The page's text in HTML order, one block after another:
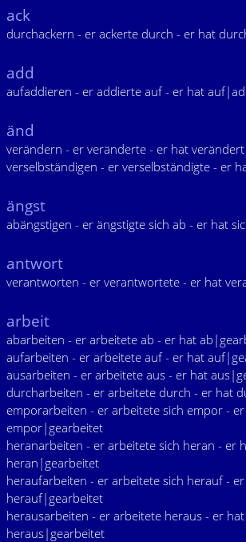
ack
durchackern - er ackerte durch - er hat
add
aufaddieren - er addierte auf - er hat
änd
verändern - er veränderte - er hat verändert
verselbständigen - er verselbständigte - er
ängst
abängstigen - er ängstigte sich ab - er hat
antwort
verantworten - er verantwortete - er hat
arbeit
abarbeiten - er arbeitete ab - er hat
aufarbeiten - er arbeitete auf - er hat
ausarbeiten - er arbeitete aus - er hat
durcharbeiten - er arbeitete durch - er hat
emporarbeiten - er arbeitete sich empor -
empor|gearbeitet
heranarbeiten - er arbeitete sich heran - er
heran|gearbeitet
heraufarbeiten - er arbeitete sich herauf -
herauf|gearbeitet
herausarbeiten - er arbeitete heraus - er hat
heraus|gearbeitet